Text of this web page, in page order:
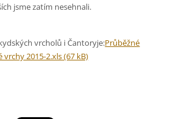
jsme zatím nesehnali.
vrcholů i Čantoryje:Průběžné
2015-2.xls (67 kB)